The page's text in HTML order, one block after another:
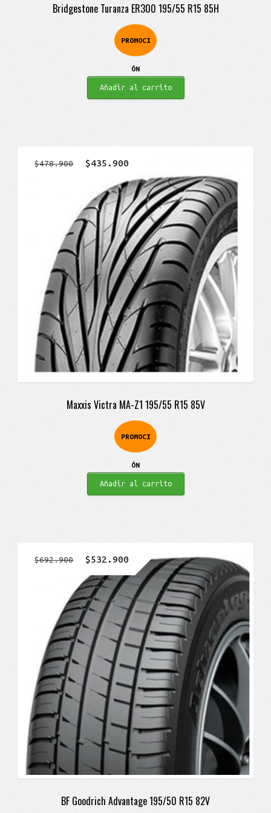
Bridgestone Turanza ER300 195/55 R15 85H
PROMOCI
ÓN
Añadir al carrito
Maxxis Victra MA-Z1 195/55 R15 85V
PROMOCI
ÓN
$478.900
El
original
era:
$478.900.
$435.900
precio
actual
es:
$435.900.
Añadir al carrito
BF Goodrich Advantage 195/50 R15 82V
$692.900
El
precio
original
era:
$692.900.
$532.900
precio
actual
es:
$532.900.